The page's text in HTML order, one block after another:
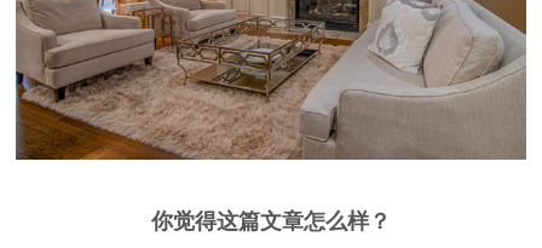
你觉得这篇文章怎么样？